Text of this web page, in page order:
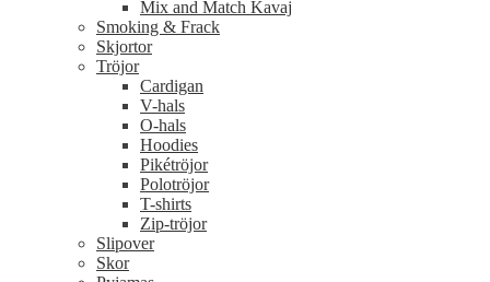
Mix and Match Kavaj
Smoking & Frack
Skjortor
Tröjor
Cardigan
V-hals
O-hals
Hoodies
Pikétröjor
Polotröjor
T-shirts
Zip-tröjor
Slipover
Skor